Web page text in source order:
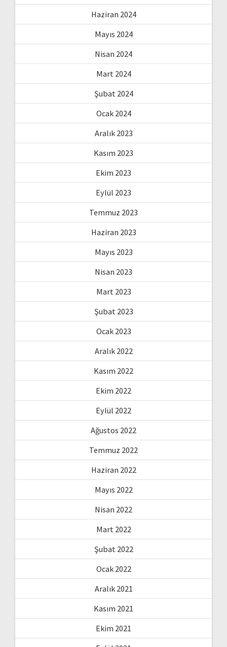
Haziran 2024
Mayıs 2024
Nisan 2024
Mart 2024
Şubat 2024
Ocak 2024
Aralık 2023
Kasım 2023
Ekim 2023
Eylül 2023
Temmuz 2023
Haziran 2023
Mayıs 2023
Nisan 2023
Mart 2023
Şubat 2023
Ocak 2023
Aralık 2022
Kasım 2022
Ekim 2022
Eylül 2022
Ağustos 2022
Temmuz 2022
Haziran 2022
Mayıs 2022
Nisan 2022
Mart 2022
Şubat 2022
Ocak 2022
Aralık 2021
Kasım 2021
Ekim 2021